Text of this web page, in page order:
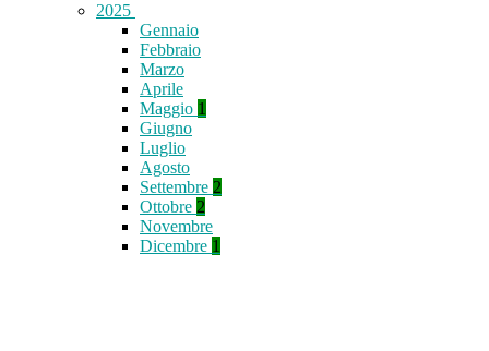
2025
Gennaio
Febbraio
Marzo
Aprile
Maggio 1
Giugno
Luglio
Agosto
Settembre 2
Ottobre 2
Novembre
Dicembre 1